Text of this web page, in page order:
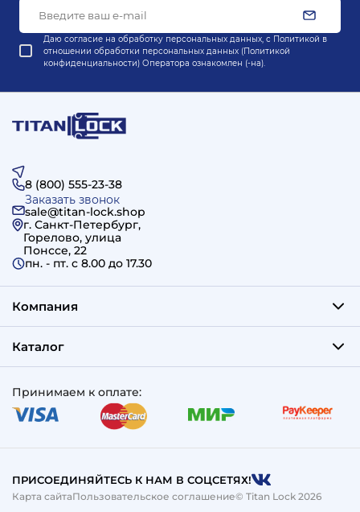
Даю согласие на обработку персональных данных, с Политикой в
отношении обработки персональных данных (Политикой
конфиденциальности) Оператора ознакомлен (-на).
8 (800) 555-23-38
Заказать звонок
sale@titan-lock.shop
г. Санкт-Петербург,
Горелово, улица
Понссе, 22
пн. - пт. c 8.00 до 17.30
Компания
Каталог
Принимаем к оплате:
ПРИСОЕДИНЯЙТЕСЬ К НАМ В СОЦСЕТЯХ!
Карта сайтаПользовательское соглашение© Titan Lock 2026